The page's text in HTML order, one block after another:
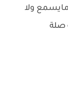
مايسمع ولا
صلة